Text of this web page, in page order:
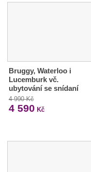
Bruggy, Waterloo i
Lucemburk vč.
ubytování se snídaní
4 990 Kč
4 590 Kč